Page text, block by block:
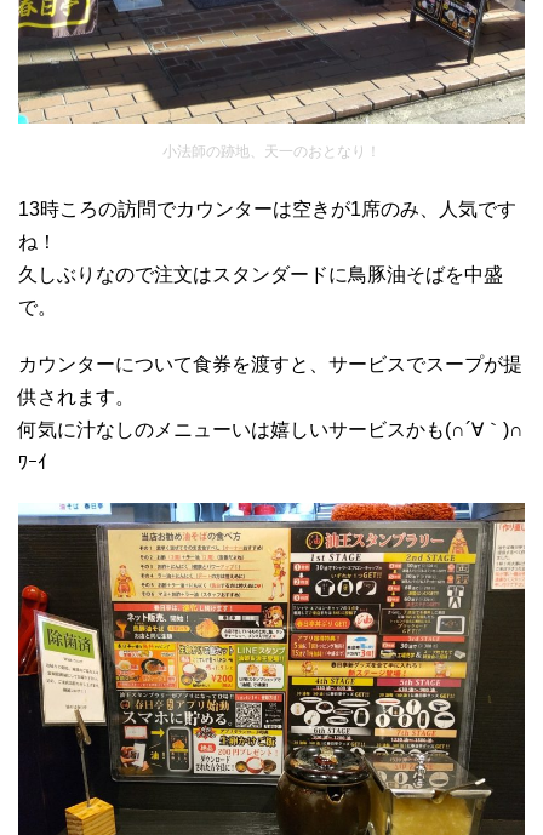
小法師の跡地、天一のおとなり！
13時ころの訪問でカウンターは空きが1席のみ、人気です
ね！
久しぶりなので注文はスタンダードに鳥豚油そばを中盛
で。
カウンターについて食券を渡すと、サービスでスープが提
供されます。
何気に汁なしのメニューいは嬉しいサービスかも(∩´∀｀)∩
ﾜｰｲ